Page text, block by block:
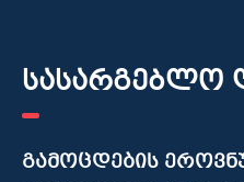
სასარგებლო
გამოცდების